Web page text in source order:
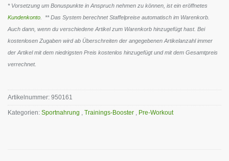
* Vorsetzung um Bonuspunkte in Anspruch nehmen zu können, ist ein eröffnetes
Kundenkonto . ** Das System berechnet Staffelpreise automatisch im Warenkorb.
Auch dann, wenn du verschiedene Artikel zum Warenkorb hinzugefügt hast. Bei
kostenlosen Zugaben wird ab Überschreiten der angegebenen Artikelanzahl immer
der Artikel mit dem niedrigsten Preis kostenlos hinzugefügt und mit dem Gesamtpreis
verrechnet.
Artikelnummer: 950161
Kategorien: Sportnahrung , Trainings-Booster , Pre-Workout